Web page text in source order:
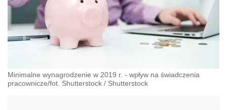
Minimalne wynagrodzenie w 2019 r. - wpływ na świadczenia
pracownicze/fot. Shutterstock / Shutterstock